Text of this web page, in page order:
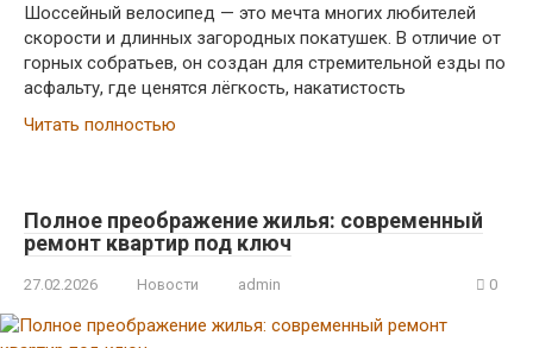
Шоссейный велосипед — это мечта многих любителей
скорости и длинных загородных покатушек. В отличие от
горных собратьев, он создан для стремительной езды по
асфальту, где ценятся лёгкость, накатистость
Читать полностью
Полное преображение жилья: современный
ремонт квартир под ключ
27.02.2026 Новости admin 0